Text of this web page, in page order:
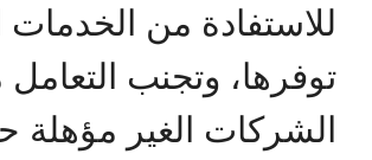
للاستفادة من الخدمات
توفرها، وتجنب
الشركات الغير مؤهلة